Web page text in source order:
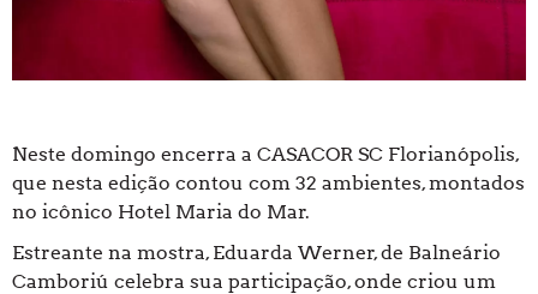
Neste domingo encerra a CASACOR SC Florianópolis,
que nesta edição contou com 32 ambientes, montados
no icônico Hotel Maria do Mar.
Estreante na mostra, Eduarda Werner, de Balneário
Camboriú celebra sua participação, onde criou um